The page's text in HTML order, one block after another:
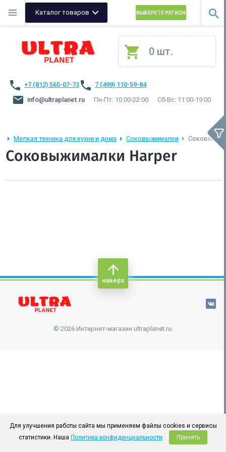
Каталог товаров ВЫБЕРЕТЕ РЕГИОН
0 шт.
+7 (812) 565-07-73
7 (499) 110-59-84
info@ultraplanet.ru
Пн-Пт: 10:00-22:00 Сб-Вс: 11:00-19:00
Мелкая техника для кухни и дома Соковыжималки
Соковыжималки Harper
© 2026 Интернет-магазин ultraplanet.ru.
наверх
Для улучшения работы сайта мы применяем файлы cookies и сервисы
статистики. Наша Политика конфиденциальности Принять